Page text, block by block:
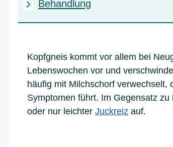
Behandlung
Kopfgneis kommt vor allem bei
Lebenswochen vor und
häufig mit Milchschorf verwechselt,
Symptomen führt. Im Gegensatz
oder nur leichter Juckreiz auf.